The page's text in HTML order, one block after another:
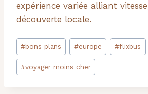
expérience variée alliant
découverte locale.
Étiquettes
de
la
#bons plans #europe #flixbus
#voyager moins cher